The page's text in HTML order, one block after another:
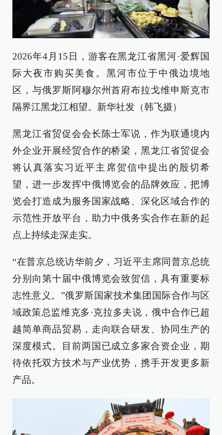
2026年4月15日，游客在黑龙江省黑河·爱辉国
际大夜市购买美食。黑河市位于中俄边境地
区，与俄罗斯阿穆尔州首府布拉戈维申斯克市
隔界江黑龙江相望。新华社发（韩飞摄）
黑龙江省贸促会会长陈士军说，作为联通境内
外企业开展经贸合作的桥梁，黑龙江省贸促会
将认真落实习近平主席贺信中提出的殷切希
望，进一步发挥中俄博览会的品牌效应，把博
览会打造成为服务国家战略、深化区域合作的
示范性开放平台，助力中俄务实合作在新的起
点上持续走深走实。
“在普京总统访华前夕，习近平主席同普京总统
分别向第十届中俄博览会致贺信，具有重要标
志性意义。”俄罗斯国家技术集团国际合作与区
域政策总监维克多·克拉多夫说，俄中合作已超
越简单商品贸易，走向联合研发、协同生产的
深度模式。目前两国已成立多家合资企业，期
待依托双方技术与产业优势，携手开发更多新
产品。